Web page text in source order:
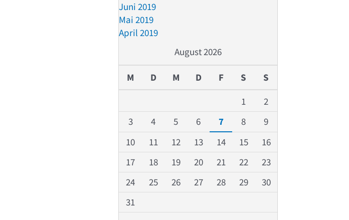
Juni 2019
Mai 2019
April 2019
August 2026
M D M D F S
S
1
2
3
4 5 6 7 8
9
10
11 12 13 14 15
16
17
18 19 20 21 22
23
24
25 26 27 28 29
30
31